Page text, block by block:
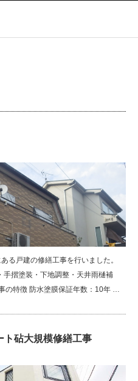
る戸建の修繕工事を行いました。
手摺塗装・下地調整・天井雨樋補
の特徴 防水塗膜保証年数：10年 …
砧大規模修繕工事